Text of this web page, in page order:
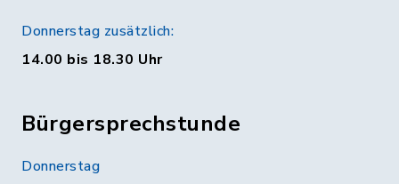
Donnerstag zusätzlich:
14.00 bis 18.30 Uhr
Bürgersprechstunde
Donnerstag